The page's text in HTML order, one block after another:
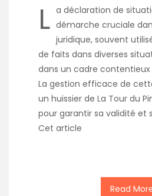
L a déclaration de
démarche cruciale
juridique, souvent
de faits dans diverses
dans un cadre
La gestion efficace de
un huissier de La Tour du
pour garantir sa validité et
Cet article
Read